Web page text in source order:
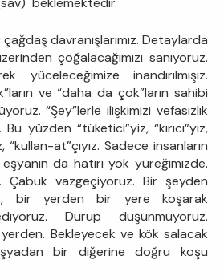
davranışlarımız. Detaylarda
çoğalacağımızı sanıyoruz.
yüceleceğimize inandırılmışız.
ve “daha da çok”ların sahibi
“Şey”lerle ilişkimizi vefasızlık
yüzden “tüketici”yiz, “kırıcı”yız,
“kullan-at”çıyız. Sadece insanların
da hatırı yok yüreğimizde.
vazgeçiyoruz. Bir şeyden
bir yerden bir yere koşarak
Durup düşünmüyoruz.
yerden. Bekleyecek ve kök salacak
bir diğerine doğru koşu